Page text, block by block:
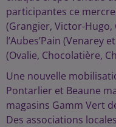
participantes ce
(Grangier, Victor-Hugo,
l’Aubes’Pain (Venarey
(Ovalie, Chocolatière,
Une nouvelle
Pontarlier et Beaune
magasins Gamm Vert
Des associations